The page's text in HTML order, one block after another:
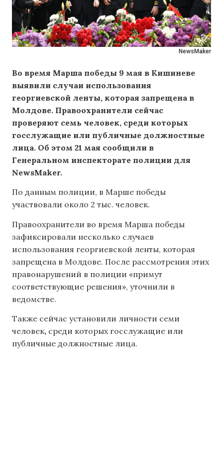
NewsMaker
Во время Марша победы 9 мая в Кишиневе
выявили случаи использования
георгиевской ленты, которая запрещена в
Молдове. Правоохранители сейчас
проверяют семь человек, среди которых
госслужащие или публичные должностные
лица. Об этом 21 мая сообщили в
Генеральном инспекторате полиции для
NewsMaker.
По данным полиции, в Марше победы
участвовали около 2 тыс. человек.
Правоохранители во время Марша победы
зафиксировали несколько случаев
использования георгиевской ленты, которая
запрещена в Молдове. После рассмотрения этих
правонарушений в полиции «примут
соответствующие решения», уточнили в
ведомстве.
Также сейчас установили личности семи
человек, среди которых госслужащие или
публичные должностные лица.